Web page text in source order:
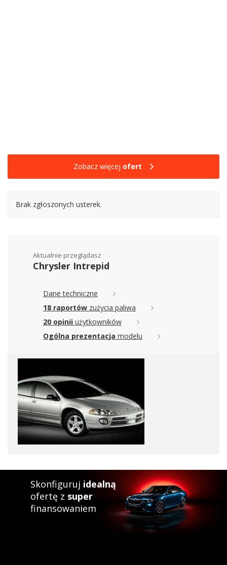
Zobacz więcej ofert
Brak zgłoszonych usterek.
Aktualnie przeglądasz
Chrysler Intrepid
Dane techniczne
18 raportów zużycia paliwa
20 opinii użytkowników
Ogólna prezentacja modelu
Skonfiguruj idealną
ofertę z super
finansowaniem